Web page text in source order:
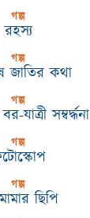
গল্প
রহস্য
গল্প
জাতির কথা
গল্প
যাত্রী সম্বৰ্দ্ধনা
গল্প
গল্প
ছিপি